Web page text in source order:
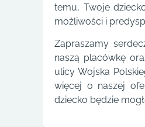
temu, Twoje
możliwości i
Zapraszamy
naszą placówkę
ulicy Wojska
więcej o naszej
dziecko będzie